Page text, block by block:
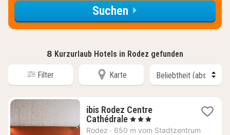
Suchen
8 Kurzurlaub Hotels in Rodez gefunden
Filter Karte
ibis Rodez Centre
Cathédrale1
Nacht
, 3 Sterne
Rodez · 650 m vom Stadtzentrum